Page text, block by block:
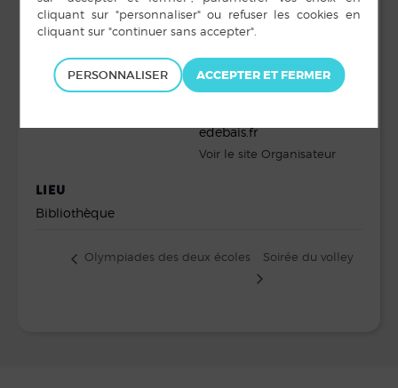
Date :
5 avril 2024
Heure :
19 h 00 min
LIEU
Bibliothèque
Bibliothèque
municipale
02 30 09 09 25
E-mail
edebais.fr
Voir le site Organisateur
Olympiades des deux écoles Soirée du volley
PERSONNALISER